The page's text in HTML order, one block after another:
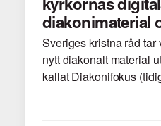
diakonimaterial
Sveriges kristna råd tar
nytt diakonalt material
kallat Diakonifokus